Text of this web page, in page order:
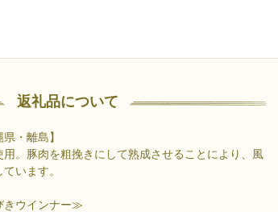
返礼品について
・離島】
。豚肉を粗挽きにして熟成させることにより、風
います。
きウインナー≫